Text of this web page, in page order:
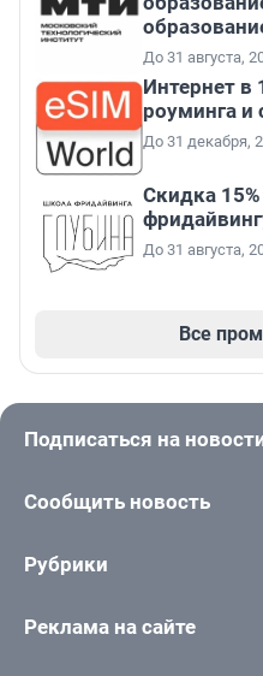
До 31 августа,
Интернет в
роуминга и
До 31 декабря,
Скидка
До 31 августа,
Все
Подписаться на
Сообщить новость
Рубрики
Реклама на сайте